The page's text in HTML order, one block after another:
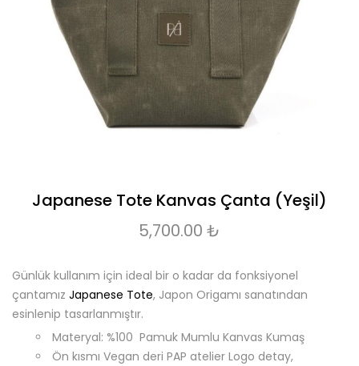
Japanese Tote Kanvas Çanta (Yeşil)
5,700.00 ₺
Günlük kullanım için ideal bir o kadar da fonksiyonel
çantamız Japanese Tote, Japon Origamı sanatından
esinlenip tasarlanmıştır.
Materyal: %100 Pamuk Mumlu Kanvas Kumaş
Ön kısmı Vegan deri PAP atelier Logo detay,